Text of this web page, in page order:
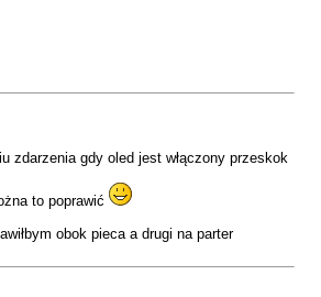
zdarzenia gdy oled jest włączony przeskok
to poprawić
obok pieca a drugi na parter